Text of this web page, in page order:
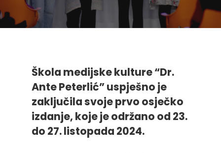
Škola medijske kulture “Dr.
Ante Peterlić” uspješno je
zaključila svoje prvo osječko
izdanje, koje je održano od 23.
do 27. listopada 2024.